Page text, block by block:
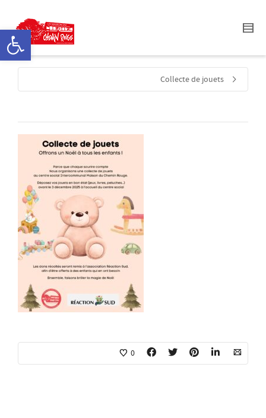
Ouvrir la barre d’outils
Collecte de jouets
0